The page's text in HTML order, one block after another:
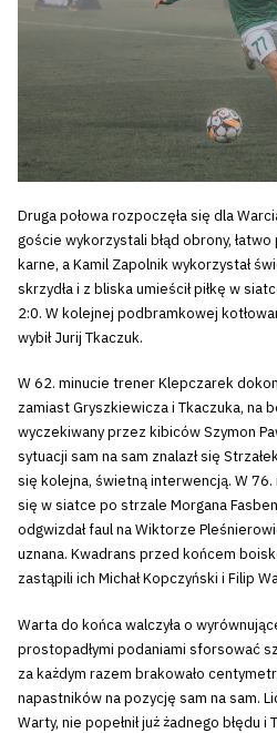
Druga połowa rozpoczęła się dla
goście wykorzystali błąd obrony,
karne, a Kamil Zapolnik wykorzystał
skrzydła i z bliska umieścił piłkę w
2:0. W kolejnej podbramkowej
wybił Jurij Tkaczuk.
W 62. minucie trener Klepczarek
zamiast Gryszkiewicza i Tkaczuka, na
wyczekiwany przez kibiców Szymon
sytuacji sam na sam znalazł się
się kolejna, świetną interwencją. W 76.
się w siatce po strzale Morgana
odgwizdał faul na Wiktorze
uznana. Kwadrans przed końcem
zastąpili ich Michał Kopczyński i Filip
Warta do końca walczyła o
prostopadłymi podaniami sforsować
za każdym razem brakowało
napastników na pozycję sam na sam.
Warty, nie popełnił już żadnego błędu i